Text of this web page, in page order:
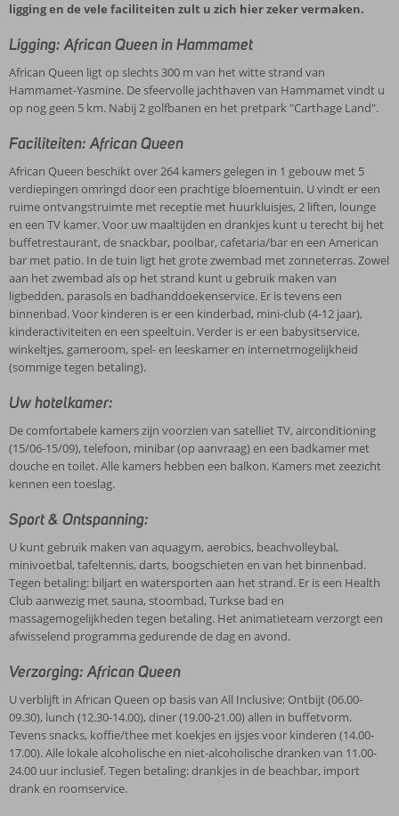
ligging en de vele faciliteiten zult u zich hier zeker vermaken.
Ligging: African Queen in Hammamet
African Queen ligt op slechts 300 m van het witte strand van
Hammamet-Yasmine. De sfeervolle jachthaven van Hammamet vindt u
op nog geen 5 km. Nabij 2 golfbanen en het pretpark "Carthage Land".
Faciliteiten: African Queen
African Queen beschikt over 264 kamers gelegen in 1 gebouw met 5
verdiepingen omringd door een prachtige bloementuin. U vindt er een
ruime ontvangstruimte met receptie met huurkluisjes, 2 liften, lounge
en een TV kamer. Voor uw maaltijden en drankjes kunt u terecht bij het
buffetrestaurant, de snackbar, poolbar, cafetaria/bar en een American
bar met patio. In de tuin ligt het grote zwembad met zonneterras. Zowel
aan het zwembad als op het strand kunt u gebruik maken van
ligbedden, parasols en badhanddoekenservice. Er is tevens een
binnenbad. Voor kinderen is er een kinderbad, mini-club (4-12 jaar),
kinderactiviteiten en een speeltuin. Verder is er een babysitservice,
winkeltjes, gameroom, spel- en leeskamer en internetmogelijkheid
(sommige tegen betaling).
Uw hotelkamer:
De comfortabele kamers zijn voorzien van satelliet TV, airconditioning
(15/06-15/09), telefoon, minibar (op aanvraag) en een badkamer met
douche en toilet. Alle kamers hebben een balkon. Kamers met zeezicht
kennen een toeslag.
Sport & Ontspanning:
U kunt gebruik maken van aquagym, aerobics, beachvolleybal,
minivoetbal, tafeltennis, darts, boogschieten en van het binnenbad.
Tegen betaling: biljart en watersporten aan het strand. Er is een Health
Club aanwezig met sauna, stoombad, Turkse bad en
massagemogelijkheden tegen betaling. Het animatieteam verzorgt een
afwisselend programma gedurende de dag en avond.
Verzorging: African Queen
U verblijft in African Queen op basis van All Inclusive; Ontbijt (06.00-
09.30), lunch (12.30-14.00), diner (19.00-21.00) allen in buffetvorm.
Tevens snacks, koffie/thee met koekjes en ijsjes voor kinderen (14.00-
17.00). Alle lokale alcoholische en niet-alcoholische dranken van 11.00-
24.00 uur inclusief. Tegen betaling: drankjes in de beachbar, import
drank en roomservice.